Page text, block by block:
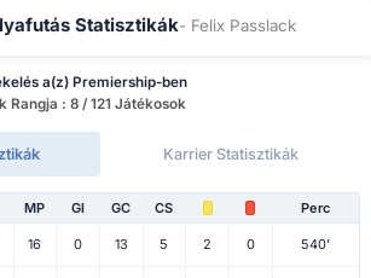
Statisztikák- Felix Passlack
a(z) Premiership-ben
Rangja : 8 / 121 Játékosok
Karrier Statisztikák
MP Gl GC CS
Perc
16 0 13 5 2 0 540'